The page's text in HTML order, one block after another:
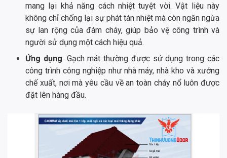
mang lại khả năng cách nhiệt tuyệt vời. Vật liệu này
không chỉ chống lại sự phát tán nhiệt mà còn ngăn ngừa
sự lan rộng của đám cháy, giúp bảo vệ công trình và
người sử dụng một cách hiệu quả.
Ứng dụng: Gạch mát thường được sử dụng trong các
công trình công nghiệp như nhà máy, nhà kho và xưởng
chế xuất, nơi mà yêu cầu về an toàn cháy nổ luôn được
đặt lên hàng đầu.